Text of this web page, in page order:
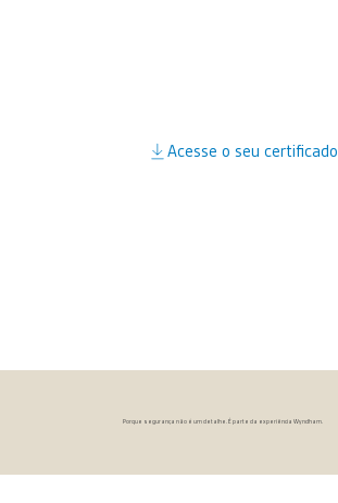
Acesse o seu certificado
Porque segurança não é um detalhe. É parte da experiência Wyndham.